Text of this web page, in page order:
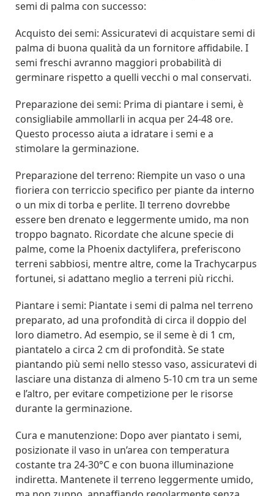
semi di palma con successo:
Acquisto dei semi: Assicuratevi di acquistare semi di
palma di buona qualità da un fornitore affidabile. I
semi freschi avranno maggiori probabilità di
germinare rispetto a quelli vecchi o mal conservati.
Preparazione dei semi: Prima di piantare i semi, è
consigliabile ammollarli in acqua per 24-48 ore.
Questo processo aiuta a idratare i semi e a
stimolare la germinazione.
Preparazione del terreno: Riempite un vaso o una
fioriera con terriccio specifico per piante da interno
o un mix di torba e perlite. Il terreno dovrebbe
essere ben drenato e leggermente umido, ma non
troppo bagnato. Ricordate che alcune specie di
palme, come la Phoenix dactylifera, preferiscono
terreni sabbiosi, mentre altre, come la Trachycarpus
fortunei, si adattano meglio a terreni più ricchi.
Piantare i semi: Piantate i semi di palma nel terreno
preparato, ad una profondità di circa il doppio del
loro diametro. Ad esempio, se il seme è di 1 cm,
piantatelo a circa 2 cm di profondità. Se state
piantando più semi nello stesso vaso, assicuratevi di
lasciare una distanza di almeno 5-10 cm tra un seme
e l’altro, per evitare competizione per le risorse
durante la germinazione.
Cura e manutenzione: Dopo aver piantato i semi,
posizionate il vaso in un’area con temperatura
costante tra 24-30°C e con buona illuminazione
indiretta. Mantenete il terreno leggermente umido,